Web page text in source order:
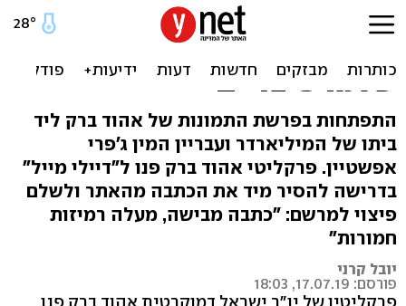
ברק באולטימטום ל"דיילי
מייל": הסירו את הכתבה,
שלמו פיצויים
התפתחות בפרשת התמונות של אהוד ברק ליד
ביתו של המיליארדר ועבריין המין ג'פרי
אפשטיין. פרקליטי אהוד ברק פנו ל"דיילי מייל"
בדרישה להסיר מיד את הכתבה מהאתר ולשלם
פיצוי למרשם: "כתבה מבישה, מעלה רמיזות
חמורות"
יובל קרני
פורסם: 17.07.19, 18:03